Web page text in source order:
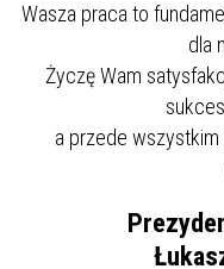
Wasza praca to
dla
Życzę Wam
a przede wszystkim